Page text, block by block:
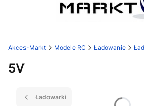
Akces-Markt Modele RC Ładowanie
5V
Ładowarki